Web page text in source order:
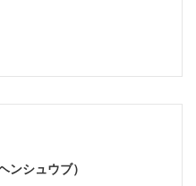
シュウブ）